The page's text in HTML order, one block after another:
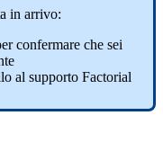
in arrivo:
confermare che sei
al supporto Factorial